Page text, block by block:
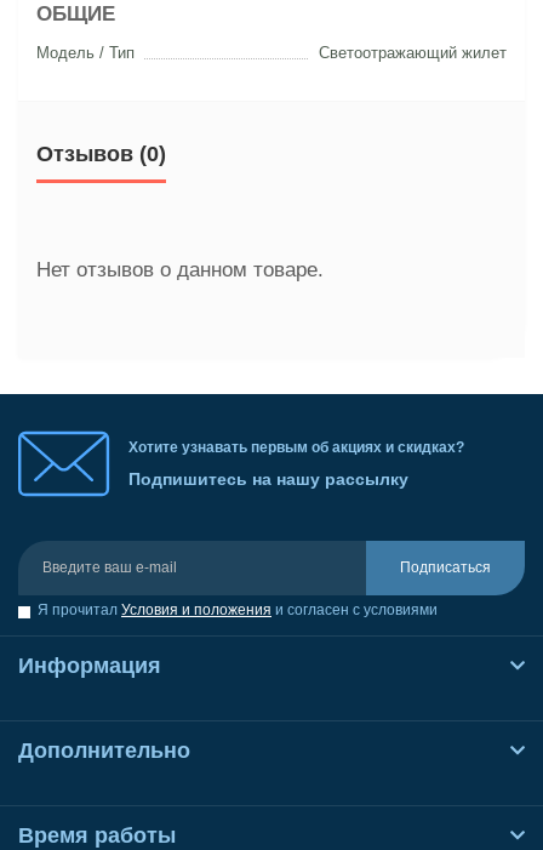
ОБЩИЕ
Модель / Тип Светоотражающий жилет
Отзывов (0)
Нет отзывов о данном товаре.
Хотите узнавать первым об акциях и скидках?
Подпишитесь на нашу рассылку
Подписаться
Я прочитал Условия и положения и согласен с условиями
Информация
Дополнительно
Время работы